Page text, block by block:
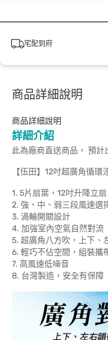
宅配到府
商品詳細說明
商品詳細說明
詳細介紹
此為廠商直送商品， 預
【伍田】12吋超廣角循環
1. 5片扇葉，12吋升降立扇
2. 強、中、弱三段風速選
3. 渦輪開關設計
4. 加強室內空氣自然對流
5. 超廣角八方吹，上下、
6. 輕巧不佔空間，組裝攜
7. 高風速低噪音
8. 台灣製造，安全有保障